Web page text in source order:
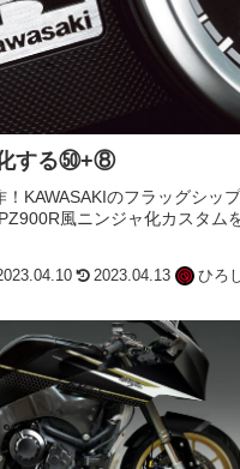
する㊿+⑧
KAWASAKIのフラッグシップ
風ニンジャ化カスタム
2023.04.13 ひろ